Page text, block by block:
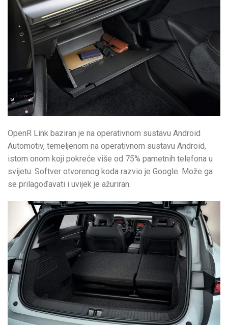
OpenR Link baziran je na operativnom sustavu Android
Automotiv, temeljenom na operativnom sustavu Android,
istom onom koji pokreće više od 75% pametnih telefona u
svijetu. Softver otvorenog koda razvio je Google. Može ga
se prilagođavati i uvijek je ažuriran.